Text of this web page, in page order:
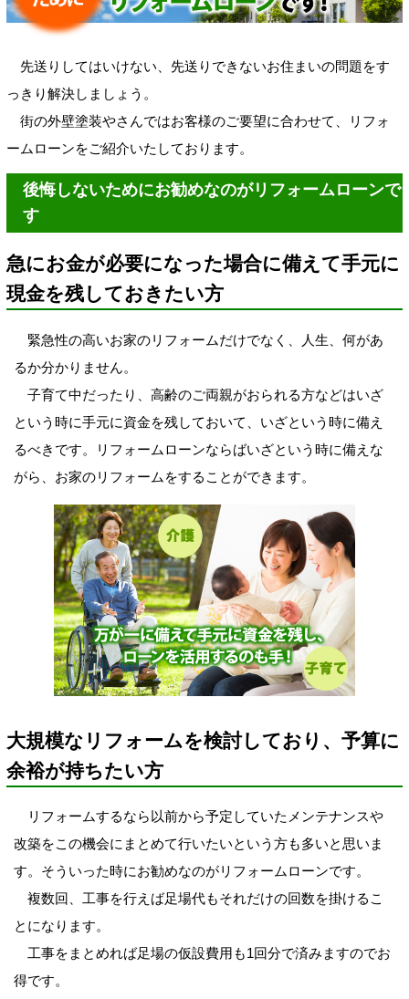
先送りしてはいけない、先送りできないお住まいの問題をす
っきり解決しましょう。
街の外壁塗装やさんではお客様のご要望に合わせて、リフォ
ームローンをご紹介いたしております。
後悔しないためにお勧めなのがリフォームローンで
す
急にお金が必要になった場合に備えて手元に
現金を残しておきたい方
緊急性の高いお家のリフォームだけでなく、人生、何があ
るか分かりません。
子育て中だったり、高齢のご両親がおられる方などはいざ
という時に手元に資金を残しておいて、いざという時に備え
るべきです。リフォームローンならばいざという時に備えな
がら、お家のリフォームをすることができます。
大規模なリフォームを検討しており、予算に
余裕が持ちたい方
リフォームするなら以前から予定していたメンテナンスや
改築をこの機会にまとめて行いたいという方も多いと思いま
す。そういった時にお勧めなのがリフォームローンです。
複数回、工事を行えば足場代もそれだけの回数を掛けるこ
とになります。
工事をまとめれば足場の仮設費用も1回分で済みますのでお
得です。